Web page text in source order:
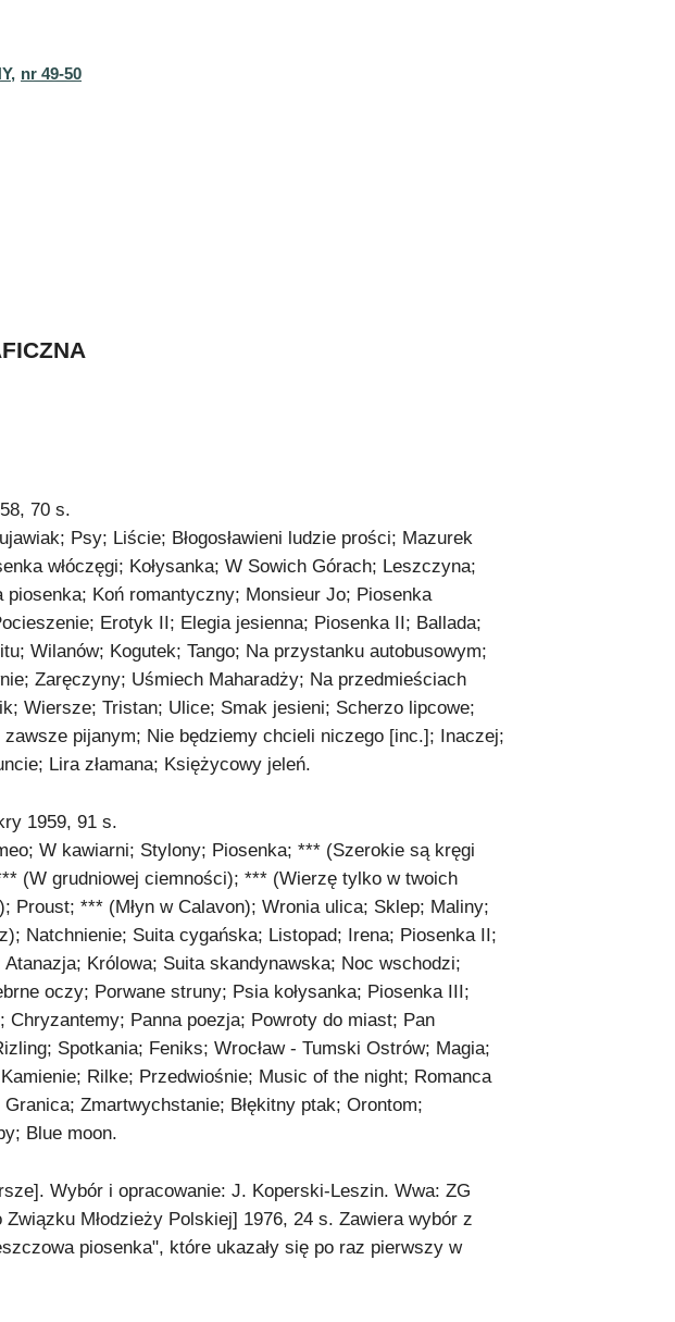
nr 49-50
70 s.
Psy; Liście; Błogosławieni ludzie prości; Mazurek
włóczęgi; Kołysanka; W Sowich Górach; Leszczyna;
Koń romantyczny; Monsieur Jo; Piosenka
Erotyk II; Elegia jesienna; Piosenka II; Ballada;
Wilanów; Kogutek; Tango; Na przystanku autobusowym;
Zaręczyny; Uśmiech Maharadży; Na przedmieściach
Wiersze; Tristan; Ulice; Smak jesieni; Scherzo lipcowe;
pijanym; Nie będziemy chcieli niczego [inc.]; Inaczej;
Lira złamana; Księżycowy jeleń.
1959, 91 s.
W kawiarni; Stylony; Piosenka; *** (Szerokie są kręgi
(W grudniowej ciemności); *** (Wierzę tylko w twoich
Proust; *** (Młyn w Calavon); Wronia ulica; Sklep; Maliny;
Natchnienie; Suita cygańska; Listopad; Irena; Piosenka II;
Królowa; Suita skandynawska; Noc wschodzi;
oczy; Porwane struny; Psia kołysanka; Piosenka III;
Chryzantemy; Panna poezja; Powroty do miast; Pan
Spotkania; Feniks; Wrocław - Tumski Ostrów; Magia;
Rilke; Przedwiośnie; Music of the night; Romanca
Zmartwychstanie; Błękitny ptak; Orontom;
Blue moon.
Wybór i opracowanie: J. Koperski-Leszin. Wwa: ZG
Młodzieży Polskiej] 1976, 24 s. Zawiera wybór z
piosenka", które ukazały się po raz pierwszy w